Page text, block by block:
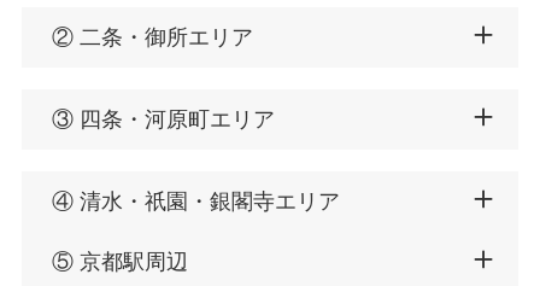
② 二条・御所エリア
③ 四条・河原町エリア
④ 清水・祇園・銀閣寺エリア
⑤ 京都駅周辺